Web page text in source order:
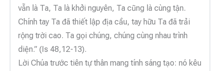
vẫn là Ta, Ta là khởi nguyên, Ta cũng là cùng tận.
Chính tay Ta đã thiết lập địa cầu, tay hữu Ta đã trải
rộng trời cao. Ta gọi chúng, chúng cùng nhau trình
diện.” (Is 48,12-13).
Lời Chúa trước tiên tự thân mang tính sáng tạo: nó kêu